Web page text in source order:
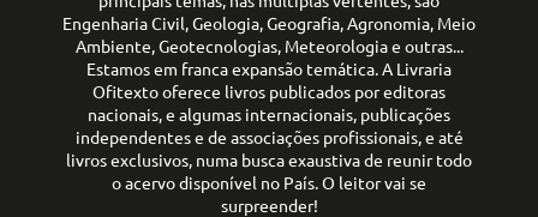
Engenharia Civil, Geologia, Geografia, Agronomia, Meio
Ambiente, Geotecnologias, Meteorologia e outras...
Estamos em franca expansão temática. A Livraria
Ofitexto oferece livros publicados por editoras
nacionais, e algumas internacionais, publicações
independentes e de associações profissionais, e até
livros exclusivos, numa busca exaustiva de reunir todo
o acervo disponível no País. O leitor vai se
surpreender!